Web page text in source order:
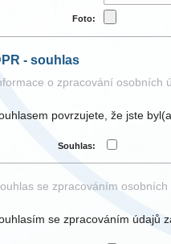
Foto:
- souhlas
o zpracování osobních
povrzujete, že jste
Souhlas:
se zpracováním osobních
se zpracováním údajů